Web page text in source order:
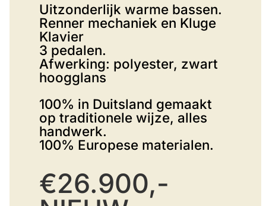
Uitzonderlijk warme bassen.
Renner mechaniek en Kluge
Klavier
3 pedalen.
Afwerking: polyester, zwart
hoogglans
100% in Duitsland gemaakt
op traditionele wijze, alles
handwerk.
100% Europese materialen.
€26.900,-